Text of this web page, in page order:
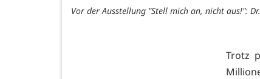
Vor der Ausstellung "Stell mich an, nicht aus!":
Trotz